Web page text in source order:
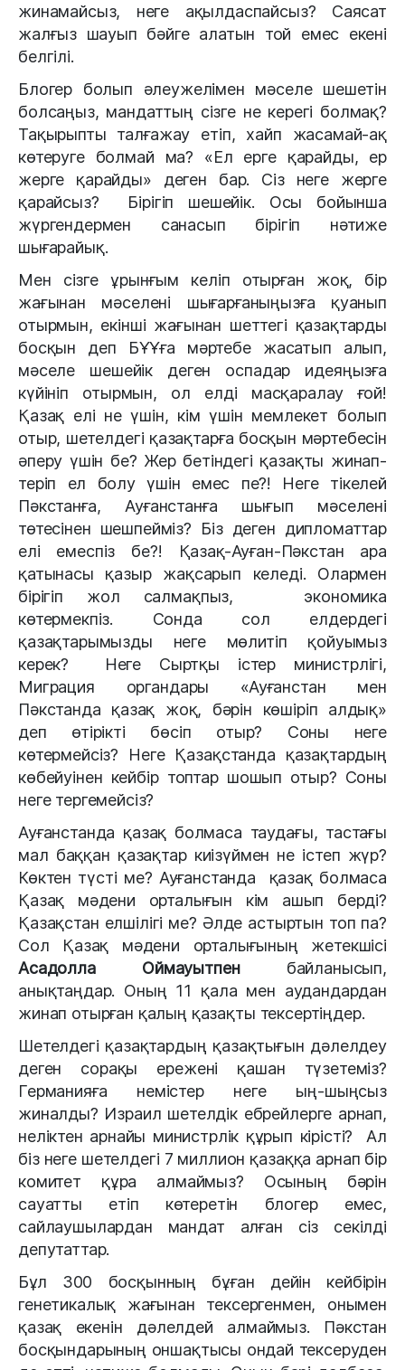
жинамайсыз, неге ақылдаспайсыз? Саясат
жалғыз шауып бәйге алатын той емес екені
белгілі.
Блогер болып әлеужелімен мәселе шешетін
болсаңыз, мандаттың сізге не керегі болмақ?
Тақырыпты талғажау етіп, хайп жасамай-ақ
көтеруге болмай ма? «Ел ерге қарайды, ер
жерге қарайды» деген бар. Сіз неге жерге
қарайсыз? Бірігіп шешейік. Осы бойынша
жүргендермен санасып бірігіп нәтиже
шығарайық.
Мен сізге ұрынғым келіп отырған жоқ, бір
жағынан мәселені шығарғаныңызға қуанып
отырмын, екінші жағынан шеттегі қазақтарды
босқын деп БҰҰға мәртебе жасатып алып,
мәселе шешейік деген оспадар идеяңызға
күйініп отырмын, ол елді масқаралау ғой!
Қазақ елі не үшін, кім үшін мемлекет болып
отыр, шетелдегі қазақтарға босқын мәртебесін
әперу үшін бе? Жер бетіндегі қазақты жинап-
теріп ел болу үшін емес пе?! Неге тікелей
Пәкстанға, Ауғанстанға шығып мәселені
төтесінен шешпейміз? Біз деген дипломаттар
елі емеспіз бе?! Қазақ-Ауған-Пәкстан ара
қатынасы қазыр жақсарып келеді. Олармен
бірігіп жол салмақпыз,
экономика
көтермекпіз. Сонда сол елдердегі
қазақтарымызды неге мөлитіп қойуымыз
керек? Неге Сыртқы істер министрлігі,
Миграция органдары «Ауғанстан мен
Пәкстанда қазақ жоқ, бәрін көшіріп алдық»
деп өтірікті бөсіп отыр? Соны неге
көтермейсіз? Неге Қазақстанда қазақтардың
көбейуінен кейбір топтар шошып отыр? Соны
неге тергемейсіз?
Ауғанстанда қазақ болмаса таудағы, тастағы
мал баққан қазақтар киізүймен не істеп жүр?
Көктен түсті ме? Ауғанстанда
қазақ болмаса
Қазақ мәдени орталығын кім ашып берді?
Қазақстан елшілігі ме? Әлде астыртын топ па?
Сол Қазақ мәдени орталығының жетекшісі
Асадолла Оймауытпенбайланысып,
анықтаңдар. Оның 11 қала мен аудандардан
жинап отырған қалың қазақты тексертіңдер.
Шетелдегі қазақтардың қазақтығын дәлелдеу
деген сорақы ережені қашан түзетеміз?
Германияға немістер неге ың-шыңсыз
жиналды? Израил шетелдік ебрейлерге арнап,
неліктен арнайы министрлік құрып кірісті? Ал
біз неге шетелдегі 7 миллион қазаққа арнап бір
комитет құра алмаймыз? Осының бәрін
сауатты етіп көтеретін блогер емес,
сайлаушылардан мандат алған сіз секілді
депутаттар.
Бұл 300 босқынның бұған дейін кейбірін
генетикалық жағынан тексергенмен, онымен
қазақ екенін дәлелдей алмаймыз. Пәкстан
босқындарының оншақтысы ондай тексеруден